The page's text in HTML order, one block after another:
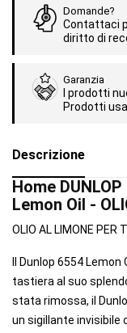
Domande?
Contattaci
diritto di
Garanzia
I prodotti
Prodotti
Descrizione
Home
Lemon Oil -
OLIO AL LIMONE PER
Il Dunlop 6554
tastiera al suo
stata rimossa, il
un sigillante invisibile